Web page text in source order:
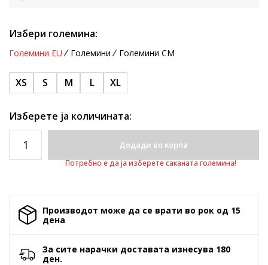
Избери големина:
Големини EU Големини Големини CM
XS S M L XL
Изберете ја количината:
Додади во корпа
Потребно е да ја изберете саканата големина!
Производот може да се врати во рок од 15
денa
За сите нарачки доставата изнесува 180
ден.